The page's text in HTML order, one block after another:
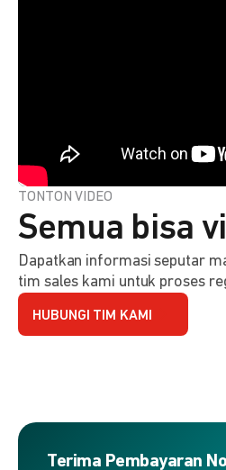
TONTON VIDEO
Semua bisa
Dapatkan informasi seputar
tim sales kami untuk proses
HUBUNGI TIM KAMI
Terima Pembayaran